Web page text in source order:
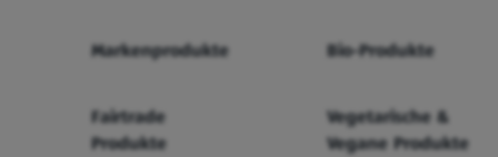
Markenprodukte Bio-Produkte
Fairtrade
Produkte
Vegetarische &
Vegane Produkte